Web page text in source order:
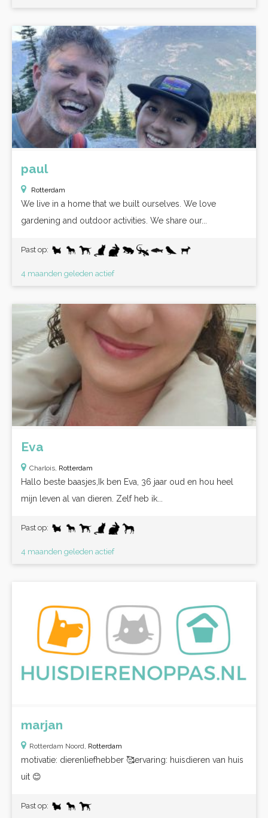
paul
Rotterdam
We live in a home that we built ourselves. We love
gardening and outdoor activities. We share our...
Past op:
4 maanden geleden actief
Eva
Charlois, Rotterdam
Hallo beste baasjes,Ik ben Eva, 36 jaar oud en hou heel
mijn leven al van dieren. Zelf heb ik...
Past op:
4 maanden geleden actief
marjan
Rotterdam Noord, Rotterdam
motivatie: dierenliefhebber 🥰ervaring: huisdieren van huis
uit 😊
Past op: